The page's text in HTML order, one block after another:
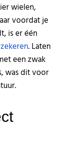
wielen,
voordat je
is er één
. Laten
een zwak
was dit voor